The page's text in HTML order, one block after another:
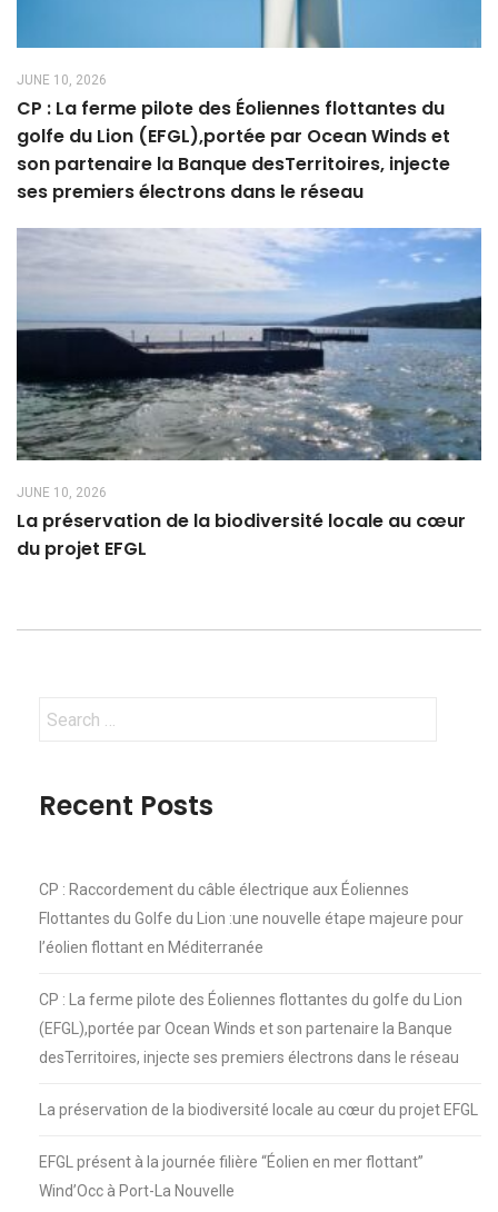
JUNE 10, 2026
CP : La ferme pilote des Éoliennes flottantes du
golfe du Lion (EFGL),portée par Ocean Winds et
son partenaire la Banque desTerritoires, injecte
ses premiers électrons dans le réseau
JUNE 10, 2026
La préservation de la biodiversité locale au cœur
du projet EFGL
Search
Recent Posts
CP : Raccordement du câble électrique aux Éoliennes
Flottantes du Golfe du Lion :une nouvelle étape majeure pour
l’éolien flottant en Méditerranée
CP : La ferme pilote des Éoliennes flottantes du golfe du Lion
(EFGL),portée par Ocean Winds et son partenaire la Banque
desTerritoires, injecte ses premiers électrons dans le réseau
La préservation de la biodiversité locale au cœur du projet EFGL
EFGL présent à la journée filière “Éolien en mer flottant”
Wind’Occ à Port-La Nouvelle